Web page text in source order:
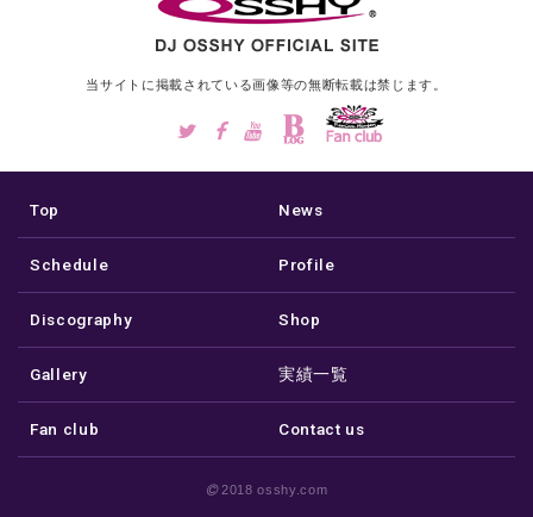
当サイトに掲載されている画像等の無断転載は禁じます。
Top News
Schedule Profile
Discography Shop
Gallery 実績一覧
Fan club Contact us
2018 osshy.com